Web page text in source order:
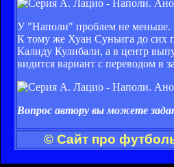
У "Наполи" проблем не меньше.
К тому же Хуан Суньига до сих
Калиду Кулибали, а в центр
видится вариант с переводом в
Вопрос автору вы можете
© Сайт про